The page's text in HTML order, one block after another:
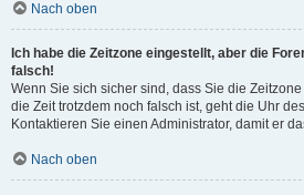
Nach oben
Ich habe die Zeitzone eingestellt, aber die
falsch!
Wenn Sie sich sicher sind, dass Sie die
die Zeit trotzdem noch falsch ist, geht die Uhr
Kontaktieren Sie einen Administrator, damit er
Nach oben